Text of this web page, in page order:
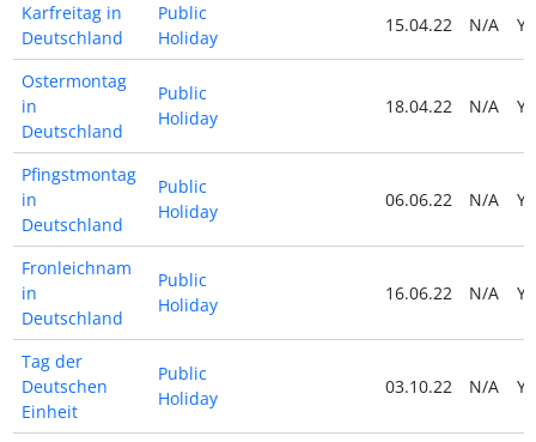
Karfreitag in
Deutschland
Public
Holiday
15.04.22 N/A
Ostermontag
in
Deutschland
Public
Holiday
18.04.22 N/A
Pfingstmontag
in
Deutschland
Public
Holiday
06.06.22 N/A
Fronleichnam
in
Deutschland
Public
Holiday
16.06.22 N/A
Tag der
Deutschen
Einheit
Public
Holiday
03.10.22 N/A